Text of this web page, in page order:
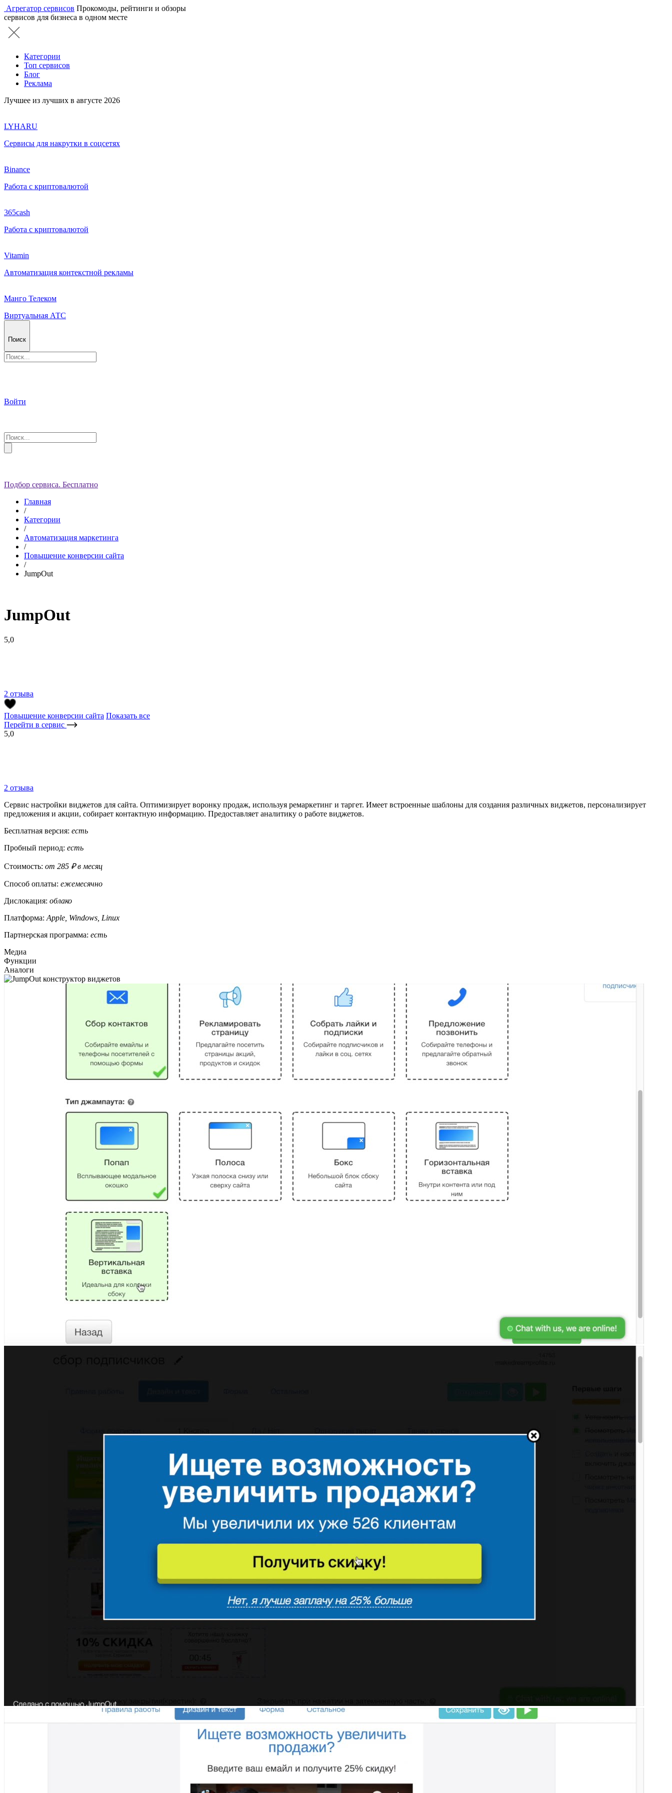
Агрегатор сервисов Прокомоды, рейтинги и обзоры
сервисов для бизнеса в одном месте
Категории
Топ сервисов
Блог
Реклама
Лучшее из лучших в августе 2026
LYHARU
Сервисы для накрутки в соцсетях
Binance
Работа с криптовалютой
365cash
Работа с криптовалютой
Vitamin
Автоматизация контекстной рекламы
Манго Телеком
Виртуальная АТС
Поиск
Войти
Подбор сервиса. Бесплатно
Главная
/
Категории
/
Автоматизация маркетинга
/
Повышение конверсии сайта
/
JumpOut
JumpOut
5,0
2 отзыва
Повышение конверсии сайта Показать все
Перейти в сервис
5,0
2 отзыва
Сервис настройки виджетов для сайта. Оптимизирует воронку продаж, используя ремаркетинг и таргет. Имеет встроенные шаблоны для создания различных виджетов, персонализирует
предложения и акции, собирает контактную информацию. Предоставляет аналитику о работе виджетов.
Бесплатная версия: есть
Пробный период: есть
Стоимость: от 285 ₽ в месяц
Способ оплаты: ежемесячно
Дислокация: облако
Платформа: Apple, Windows, Linux
Партнерская программа: есть
Медиа
Функции
Аналоги